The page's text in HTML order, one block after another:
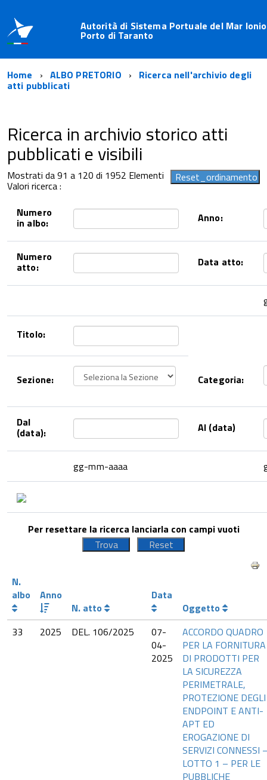
Autorità di Sistema Portuale del Mar
Porto di Taranto
Home ALBO PRETORIO Ricerca nell'archivio degli
atti pubblicati
Ricerca in archivio storico atti
pubblicati e visibili
Mostrati da 91 a 120 di 1952 Elementi
Valori ricerca :
Numero
in albo: Anno:
Numero
atto: Data atto:
Titolo:
Sezione: Categoria:
Dal
(data): Al (data)
gg-mm-aaaa
Per resettare la ricerca lanciarla con campi vuoti
N.
albo
Anno
N. atto
Data
Oggetto
33
2025 DEL. 106/2025
07-
04-
2025
ACCORDO QUADRO
PER LA FORNITURA
DI PRODOTTI PER
LA SICUREZZA
PERIMETRALE,
PROTEZIONE DEGLI
ENDPOINT E ANTI-
APT ED
EROGAZIONE DI
SERVIZI CONNESSI
LOTTO 1 – PER LE
PUBBLICHE